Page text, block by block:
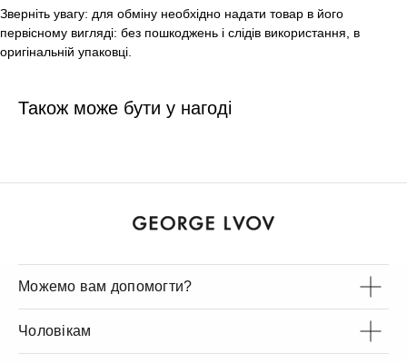
Зверніть увагу: для обміну необхідно надати товар в його
первісному вигляді: без пошкоджень і слідів використання, в
оригінальній упаковці.
Також може бути у нагоді
Можемо вам допомогти?
Чоловікам